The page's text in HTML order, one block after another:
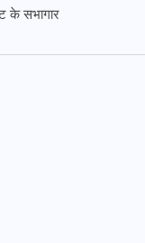
के सभागार